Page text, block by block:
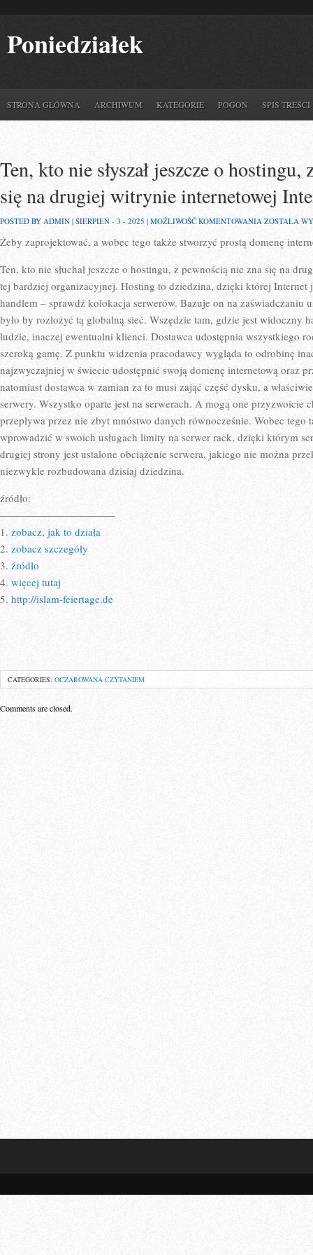
Poniedziałek
STRONA GŁÓWNA ARCHIWUM KATEGORIE POGOŃ SPIS TREŚCI
Ten, kto nie słyszał jeszcze o hostingu,
się na drugiej witrynie internetowej
POSTED BY ADMIN | SIERPIEŃ - 3 - 2025 | MOŻLIWOŚĆ KOMENTOWANIA TEN,
NIE
SŁYSZAŁ
O
HOSTINGU,
Z
PEWNOŚCIĄ
NIE
ZNA
SIĘ
NA
DRUGIEJ
WITRYNIE
INTERNETU
ZOSTAŁA
Żeby zaprojektować, a wobec tego także stworzyć prostą domenę
Ten, kto nie słuchał jeszcze o hostingu, z pewnością nie zna się na
tej bardziej organizacyjnej. Hosting to dziedzina, dzięki której Internet
handlem – sprawdź kolokacja serwerów. Bazuje on na zaświadczaniu
było by rozłożyć tą globalną sieć. Wszędzie tam, gdzie jest widoczny
ludzie, inaczej ewentualni klienci. Dostawca udostępnia wszystkiego
szeroką gamę. Z punktu widzenia pracodawcy wygląda to odrobinę
najzwyczajniej w świecie udostępnić swoją domenę internetową oraz
natomiast dostawca w zamian za to musi zająć część dysku, a
serwery. Wszystko oparte jest na serwerach. A mogą one
przepływa przez nie zbyt mnóstwo danych równocześnie. Wobec tego
wprowadzić w swoich usługach limity na serwer rack, dzięki którym
drugiej strony jest ustalone obciążenie serwera, jakiego nie można
niezwykle rozbudowana dzisiaj dziedzina.
źródło:
———————————
1. zobacz, jak to działa
2. zobacz szczegóły
3. źródło
4. więcej tutaj
5. http://islam-feiertage.de
CATEGORIES: OCZAROWANA CZYTANIEM
Comments are closed.